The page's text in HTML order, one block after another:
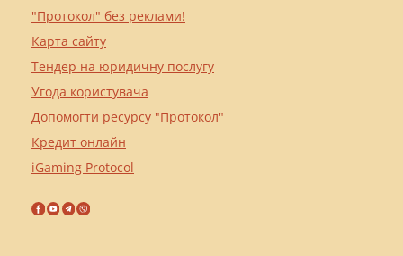
"Протокол" без реклами!
Карта сайту
Тендер на юридичну послугу
Угода користувача
Допомогти ресурсу "Протокол"
Кредит онлайн
iGaming Protocol